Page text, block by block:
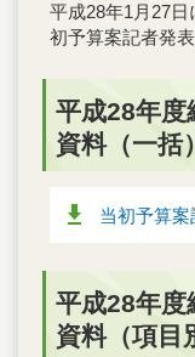
平成28年1月27
初予算案記者発
平成28年度
資料（一括）
当初予算案
平成28年度
資料（項目